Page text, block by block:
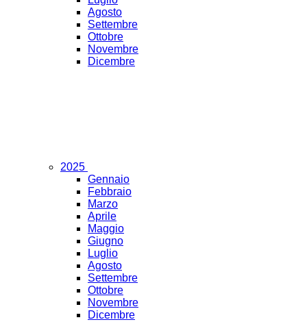
Agosto
Settembre
Ottobre
Novembre
Dicembre
2025
Gennaio
Febbraio
Marzo
Aprile
Maggio
Giugno
Luglio
Agosto
Settembre
Ottobre
Novembre
Dicembre